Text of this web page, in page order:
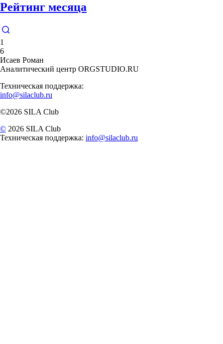
Рейтинг месяца
1
6
Исаев Роман
Аналитический центр ORGSTUDIO.RU
Техническая поддержка:
info@silaclub.ru
©2026 SILA Club
© 2026 SILA Club
Техническая поддержка: info@silaclub.ru